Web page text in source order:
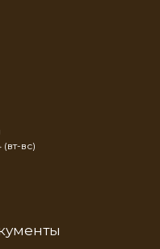
вс)